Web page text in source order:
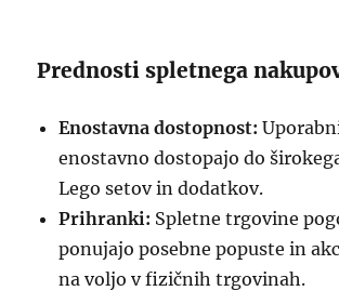
Prednosti spletnega
Enostavna dostopnost:
enostavno dostopajo do
Lego setov in dodatkov.
Prihranki: Spletne trgovine
ponujajo posebne popuste in
na voljo v fizičnih trgovinah.